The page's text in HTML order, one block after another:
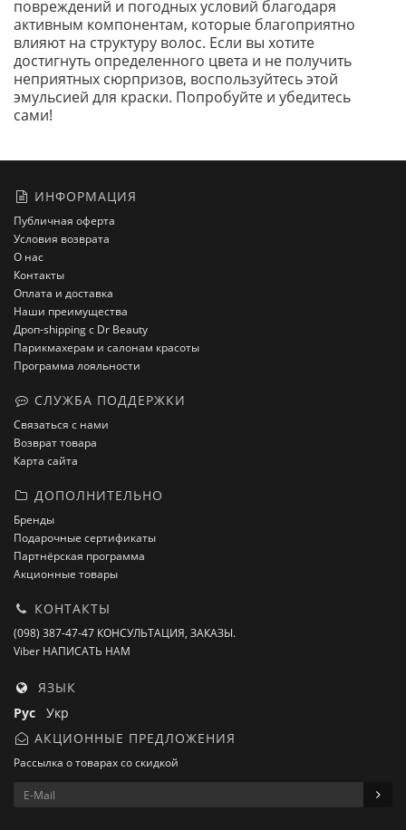
повреждений и погодных условий благодаря
активным компонентам, которые благоприятно
влияют на структуру волос. Если вы хотите
достигнуть определенного цвета и не получить
неприятных сюрпризов, воспользуйтесь этой
эмульсией для краски. Попробуйте и убедитесь
сами!
ИНФОРМАЦИЯ
Публичная оферта
Условия возврата
О нас
Контакты
Оплата и доставка
Наши преимущества
Дроп-shipping с Dr Beauty
Парикмахерам и салонам красоты
Программа лояльности
СЛУЖБА ПОДДЕРЖКИ
Связаться с нами
Возврат товара
Карта сайта
ДОПОЛНИТЕЛЬНО
Бренды
Подарочные сертификаты
Партнёрская программа
Акционные товары
КОНТАКТЫ
(098) 387-47-47 КОНСУЛЬТАЦИЯ, ЗАКАЗЫ.
Viber НАПИСАТЬ НАМ
ЯЗЫК
Рус Укр
АКЦИОННЫЕ ПРЕДЛОЖЕНИЯ
Рассылка о товарах со скидкой